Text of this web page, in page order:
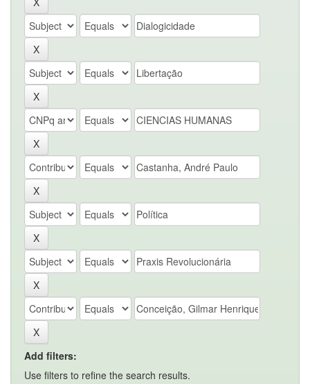
Add filters:
Use filters to refine the search results.